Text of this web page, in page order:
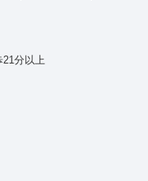
21分以上